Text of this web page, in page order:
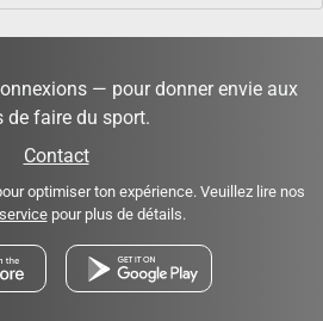
— pour donner envie aux
de faire du sport.
Contact
optimiser ton expérience. Veuillez lire nos
pour plus de détails.